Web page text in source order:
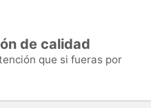
de calidad
que si fueras por